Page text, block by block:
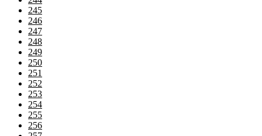
245
246
247
248
249
250
251
252
253
254
255
256